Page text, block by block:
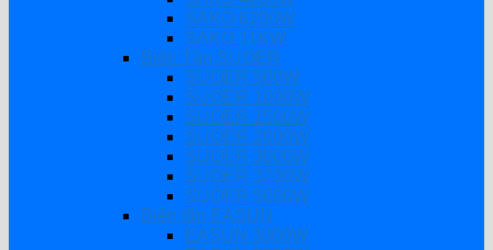
SAKO 6200W
SAKO 11KW
Biến Tần SUOER
SUOER 500W
SUOER 1000W
SUOER 1500W
SUOER 2000W
SUOER 3000W
SUOER 3200W
SUOER 5000W
Biến tần EASUN
EASUN 3000W